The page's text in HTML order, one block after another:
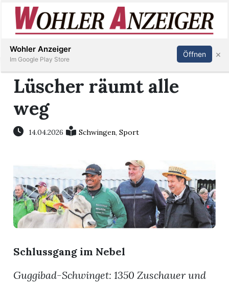
Immobilien
Veranstaltungen
E-
Paper
Newsletter
App
Inserieren Abonnieren Anmelden
Lüscher räumt alle
weg
14.04.2026 Schwingen,Sport
Schlussgang im Nebel
Guggibad-Schwinget: 1350 Zuschauer und
Wohler Anzeiger
Im Google Play Store
Öffnen ×